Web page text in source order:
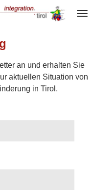
an und erhalten Sie
aktuellen Situation von
in Tirol.